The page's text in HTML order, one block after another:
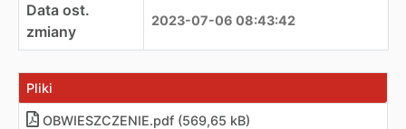
Data ost.
zmiany
2023-07-06 08:43:42
Pliki
OBWIESZCZENIE.pdf (569,65 kB)